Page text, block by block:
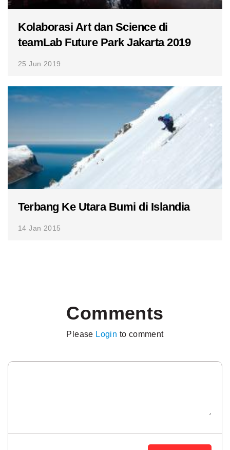
Kolaborasi Art dan Science di
teamLab Future Park Jakarta 2019
25 Jun 2019
Terbang Ke Utara Bumi di Islandia
14 Jan 2015
Comments
Please Login to comment